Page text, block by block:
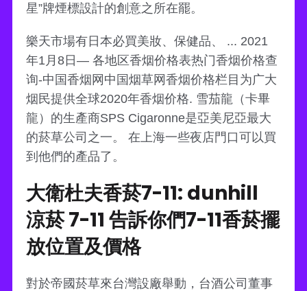
星”牌煙標設計的創意之所在罷。
樂天市場有日本必買美妝、保健品、 ... 2021
年1月8日— 各地区香烟价格表热门香烟价格查
询-中国香烟网中国烟草网香烟价格栏目为广大
烟民提供全球2020年香烟价格. 雪茄龍（卡畢
龍）的生產商SPS Cigaronne是亞美尼亞最大
的菸草公司之一。 在上海一些夜店門口可以買
到他們的產品了。
大衛杜夫香菸7-11: dunhill
涼菸 7-11 告訴你們7-11香菸擺
放位置及價格
對於帝國菸草來台灣設廠舉動，台酒公司董事